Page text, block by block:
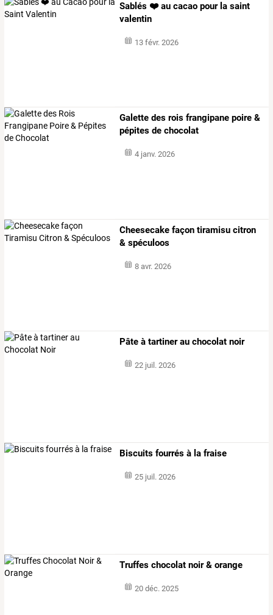
Sablés ❤️ au cacao pour la saint
valentin
13 févr. 2026
Galette des rois frangipane poire &
pépites de chocolat
4 janv. 2026
Cheesecake façon tiramisu citron
& spéculoos
8 avr. 2026
Pâte à tartiner au chocolat noir
22 juil. 2026
Biscuits fourrés à la fraise
25 juil. 2026
Truffes chocolat noir & orange
20 déc. 2025